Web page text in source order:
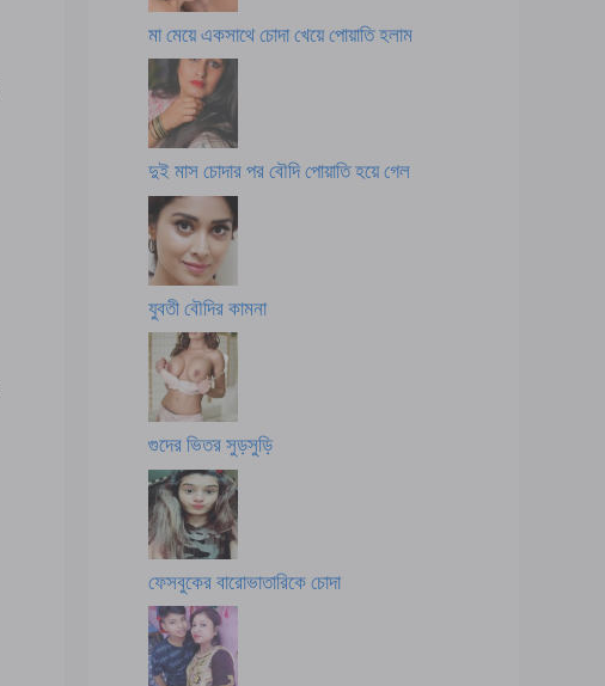
মা মেয়ে একসাথে চোদা খেয়ে পোয়াতি হলাম
দুই মাস চোদার পর বৌদি পোয়াতি হয়ে গেল
যুবতী বৌদির কামনা
গুদের ভিতর সুড়সুড়ি
ফেসবুকের বারোভাতারিকে চোদা